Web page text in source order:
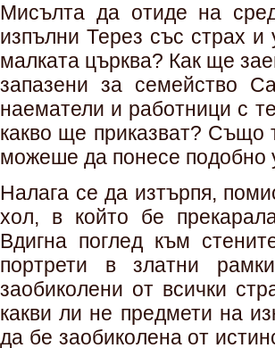
Мисълта да отиде на
изпълни Терез със страх
малката църква? Как ще
запазени за семейство
наематели и работници с
какво ще приказват?
можеше да понесе подобно
Налага се да изтърпя,
хол, в който бе
Вдигна поглед към
портрети в златни
заобиколени от всички
какви ли не предмети на
да бе заобиколена от